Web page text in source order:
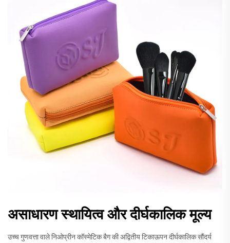
असाधारण स्थायित्व और दीर्घकालिक मूल्य
उच्च गुणवत्ता वाले निओप्रीन कॉस्मेटिक बैग की अद्वितीय टिकाऊपन दीर्घकालिक सौंदर्य